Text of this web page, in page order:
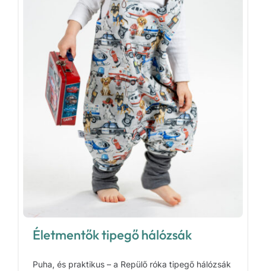
Életmentők tipegő hálózsák
Puha, és praktikus – a Repülő róka tipegő hálózsák